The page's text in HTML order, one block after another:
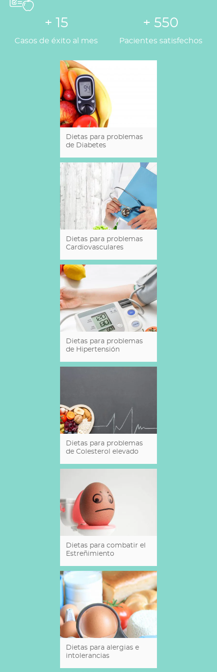
+ 15
Casos de éxito al mes
+ 550
Pacientes satisfechos
Dietas para problemas
de Diabetes
Dietas para problemas
Cardiovasculares
Dietas para problemas
de Hipertensión
Dietas para problemas
de Colesterol elevado
Dietas para combatir el
Estreñimiento
Dietas para alergias e
intolerancias